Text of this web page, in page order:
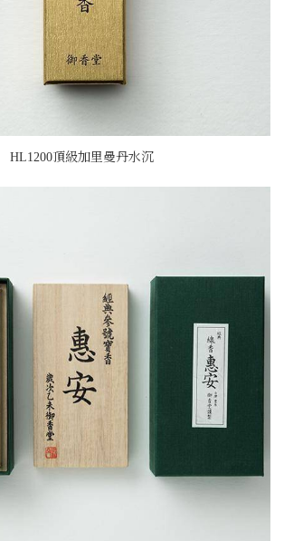
HL1200頂級加里曼丹水沉